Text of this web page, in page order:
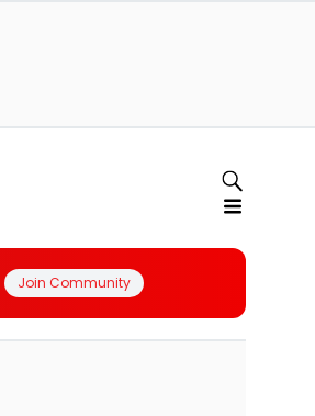
Join Community